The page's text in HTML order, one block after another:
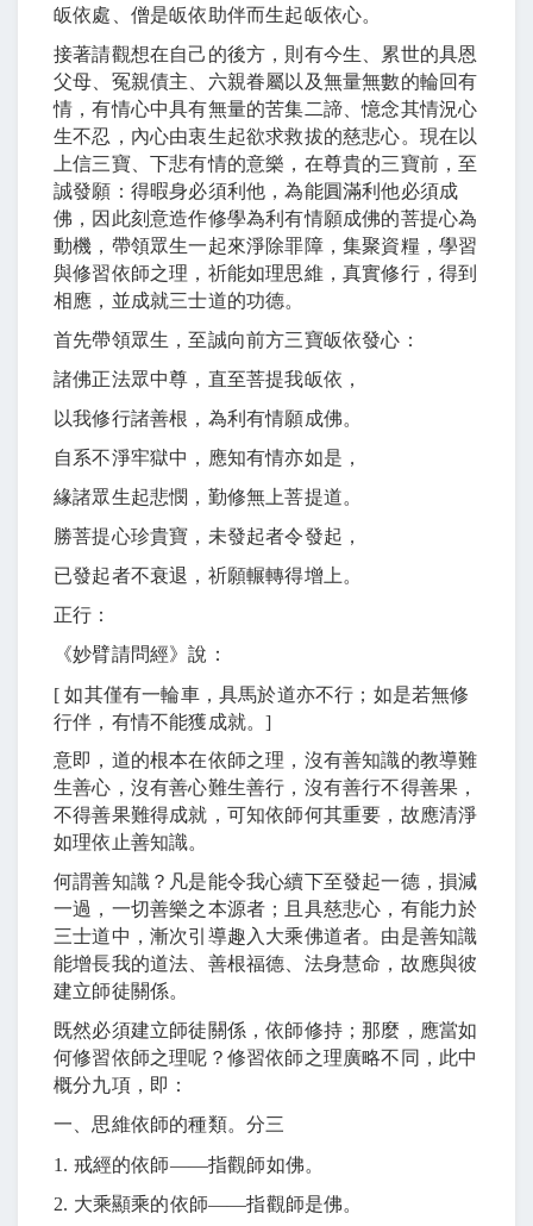
皈依處、僧是皈依助伴而生起皈依心。
接著請觀想在自己的後方，則有今生、累世的具恩
父母、冤親債主、六親眷屬以及無量無數的輪回有
情，有情心中具有無量的苦集二諦、憶念其情況心
生不忍，內心由衷生起欲求救拔的慈悲心。現在以
上信三寶、下悲有情的意樂，在尊貴的三寶前，至
誠發願：得暇身必須利他，為能圓滿利他必須成
佛，因此刻意造作修學為利有情願成佛的菩提心為
動機，帶領眾生一起來淨除罪障，集聚資糧，學習
與修習依師之理，祈能如理思維，真實修行，得到
相應，並成就三士道的功德。
首先帶領眾生，至誠向前方三寶皈依發心：
諸佛正法眾中尊，直至菩提我皈依，
以我修行諸善根，為利有情願成佛。
自系不淨牢獄中，應知有情亦如是，
緣諸眾生起悲憫，勤修無上菩提道。
勝菩提心珍貴寶，未發起者令發起，
已發起者不衰退，祈願輾轉得增上。
正行：
《妙臂請問經》說：
[如其僅有一輪車，具馬於道亦不行；如是若無修
行伴，有情不能獲成就。]
意即，道的根本在依師之理，沒有善知識的教導難
生善心，沒有善心難生善行，沒有善行不得善果，
不得善果難得成就，可知依師何其重要，故應清淨
如理依止善知識。
何謂善知識？凡是能令我心續下至發起一德，損減
一過，一切善樂之本源者；且具慈悲心，有能力於
三士道中，漸次引導趣入大乘佛道者。由是善知識
能增長我的道法、善根福德、法身慧命，故應與彼
建立師徒關係。
既然必須建立師徒關係，依師修持；那麼，應當如
何修習依師之理呢？修習依師之理廣略不同，此中
概分九項，即：
一、思維依師的種類。分三
1. 戒經的依師――指觀師如佛。
2. 大乘顯乘的依師――指觀師是佛。